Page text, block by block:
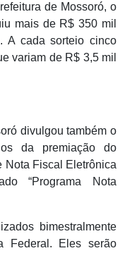
de Mossoró, o
mais de R$ 350 mil
A cada sorteio cinco
variam de R$ 3,5 mil
divulgou também o
da premiação do
Nota Fiscal Eletrônica
“Programa Nota
bimestralmente
Federal. Eles serão